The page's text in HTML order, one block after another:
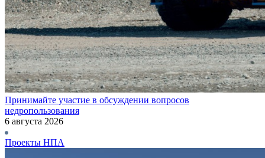
Принимайте участие в обсуждении вопросов
недропользования
6 августа 2026
Проекты НПА